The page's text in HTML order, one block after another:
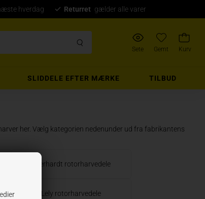
hverdag Returret gælder alle varer
Sete Gemt Kurv
SLIDDELE EFTER MÆRKE TILBUD
her. Vælg kategorien nedenunder ud fra fabrikantens
Eberhardt rotorharvedele
Lely rotorharvedele